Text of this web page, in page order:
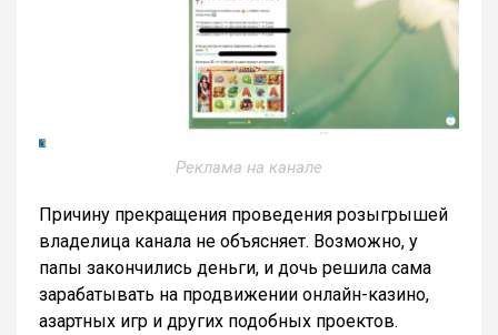
Реклама на канале
Причину прекращения проведения розыгрышей
владелица канала не объясняет. Возможно, у
папы закончились деньги, и дочь решила сама
зарабатывать на продвижении онлайн-казино,
азартных игр и других подобных проектов.